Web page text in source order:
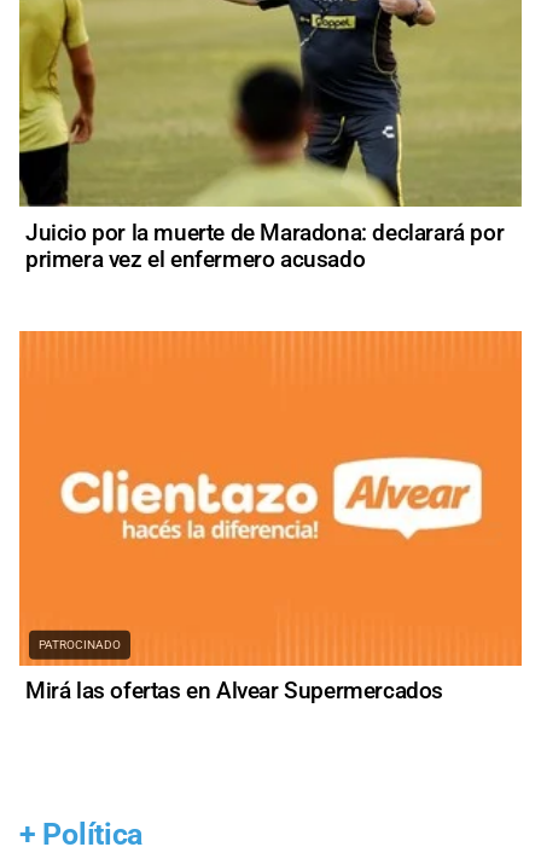
Juicio por la muerte de Maradona: declarará por
primera vez el enfermero acusado
PATROCINADO
Mirá las ofertas en Alvear Supermercados
+ Política